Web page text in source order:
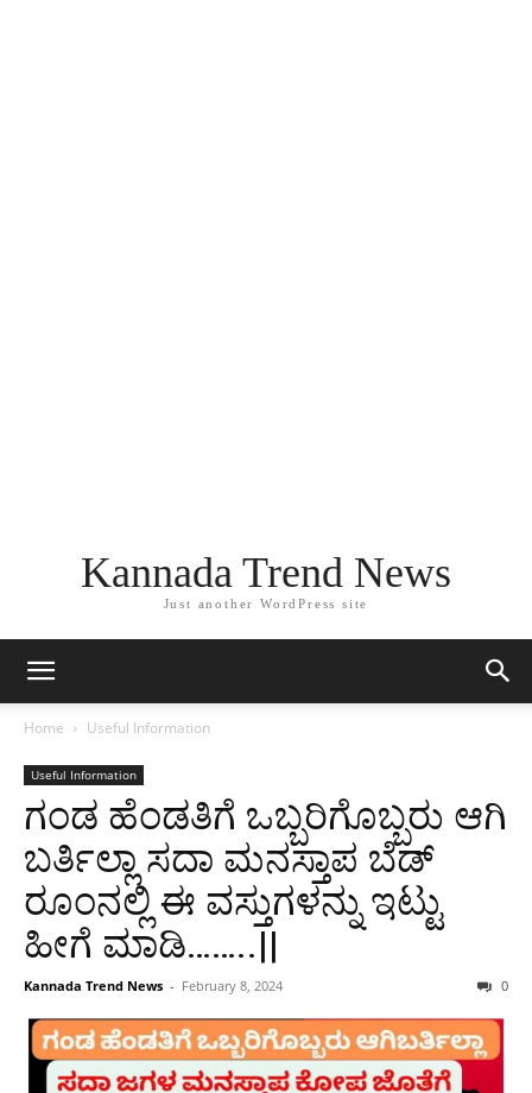
Kannada Trend News
Just another WordPress site
Home Useful Information
Useful Information
ಗಂಡ ಹೆಂಡತಿಗೆ ಒಬ್ಬರಿಗೊಬ್ಬರು ಆಗಿ
ಬರ್ತಿಲ್ಲಾ ಸದಾ ಮನಸ್ತಾಪ ಬೆಡ್
ರೂಂನಲ್ಲಿ ಈ ವಸ್ತುಗಳನ್ನು ಇಟ್ಟು
ಹೀಗೆ ಮಾಡಿ……..||
Kannada Trend News - February 8, 2024 0